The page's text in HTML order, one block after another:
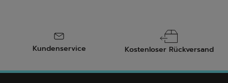
Kundenservice Kostenloser Rückversand